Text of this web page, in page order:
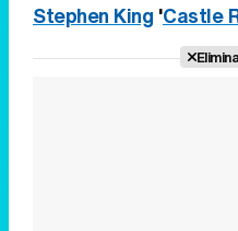
Stephen King 'Castle